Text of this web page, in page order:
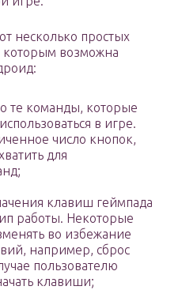
несколько простых
которым возможна
те команды, которые
в игре.
число кнопок,
для
клавиш геймпада
работы. Некоторые
во избежание
например, сброс
пользователю
клавиши;